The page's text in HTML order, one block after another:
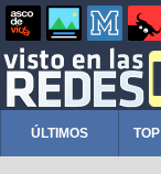
ÚLTIMOS TOP